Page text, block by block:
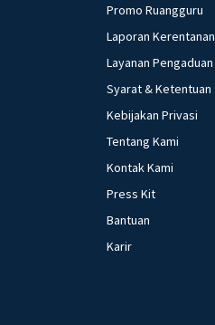
Promo Ruangguru
Laporan Kerentanan
Layanan Pengaduan
Syarat & Ketentuan
Kebijakan Privasi
Tentang Kami
Kontak Kami
Press Kit
Bantuan
Karir